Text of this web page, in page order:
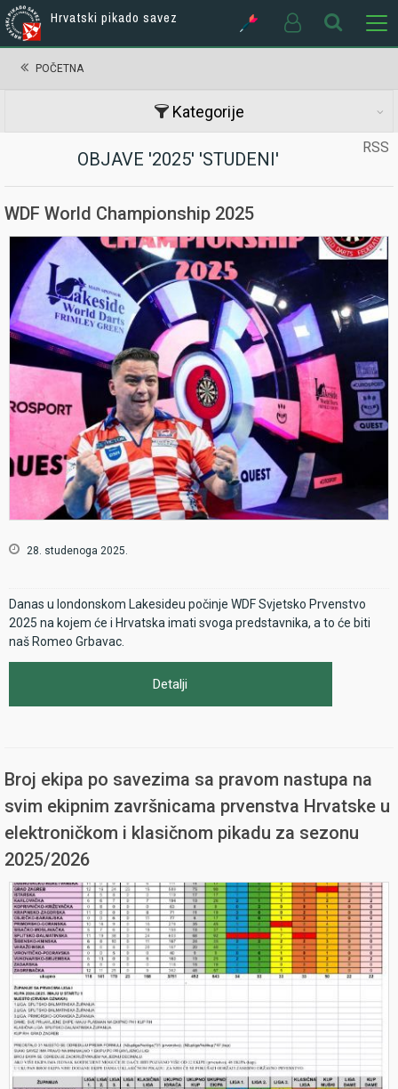
Hrvatski pikado savez
POČETNA
Kategorije
RSS
OBJAVE '2025' 'STUDENI'
WDF World Championship 2025
28. studenoga 2025.
Danas u londonskom Lakesideu počinje WDF Svjetsko Prvenstvo
2025 na kojem će i Hrvatska imati svoga predstavnika, a to će biti
naš Romeo Grbavac.
Detalji
Broj ekipa po savezima sa pravom nastupa na
svim ekipnim završnicama prvenstva Hrvatske u
elektroničkom i klasičnom pikadu za sezonu
2025/2026